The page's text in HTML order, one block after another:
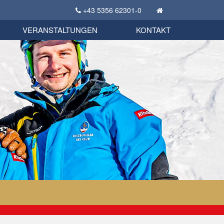
+43 5356 62301-0
KSC Sportgeschichte
Bekleidungsshop
VERANSTALTUNGEN KONTAKT